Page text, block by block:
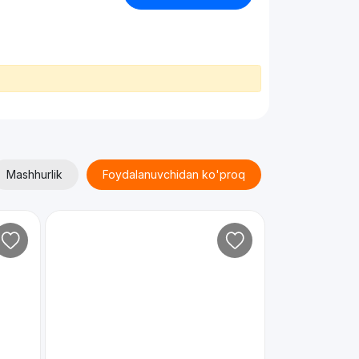
Mashhurlik Foydalanuvchidan ko'proq